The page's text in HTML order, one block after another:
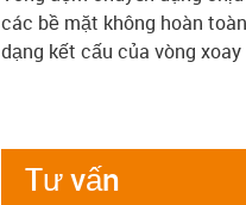
các bề mặt không hoàn
dạng kết cấu của vòng xoay
Tư vấn